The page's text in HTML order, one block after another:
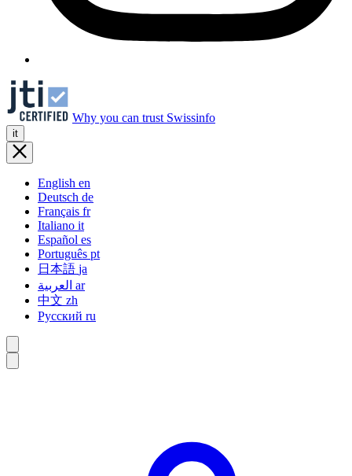
Why you can trust Swissinfo
it
English en
Deutsch de
Français fr
Italiano it
Español es
Português pt
日本語 ja
ar
中文 zh
Русский ru